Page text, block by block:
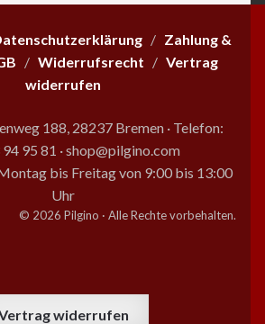
/ Zahlung &
/ Widerrufsrecht / Vertrag
widerrufen
188, 28237 Bremen ·Telefon:
95 81 ·shop@pilgino.com
bis Freitag von 9:00 bis 13:00
Uhr
© 2026 Pilgino · Alle Rechte vorbehalten.
widerrufen